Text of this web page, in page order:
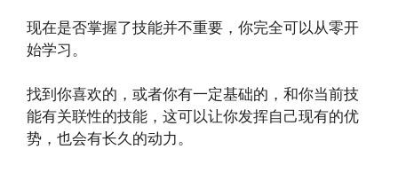
现在是否掌握了技能并不重要，你完全可以从零开
始学习。
找到你喜欢的，或者你有一定基础的，和你当前技
能有关联性的技能，这可以让你发挥自己现有的优
势，也会有长久的动力。